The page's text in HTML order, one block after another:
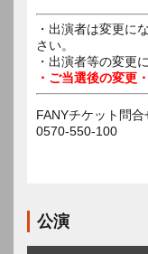
・出演者は変更に
さい。
・出演者等の変更
・ご当選後の変更
FANYチケット問
0570-550-100
公演